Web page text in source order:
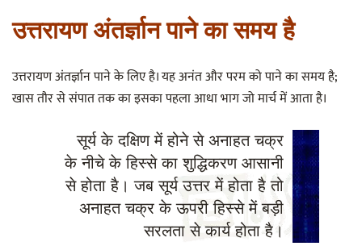
उत्तरायण अंतर्ज्ञान पाने का समय है
उत्तरायण अंतर्ज्ञान पाने के लिए है। यह अनंत और परम को पाने का समय है;
खास तौर से संपात तक का इसका पहला आधा भाग जो मार्च में आता है।
सूर्य के दक्षिण में होने से अनाहत चक्र
के नीचे के हिस्से का शुद्धिकरण आसानी
से होता है। जब सूर्य उत्तर में होता है तो
अनाहत चक्र के ऊपरी हिस्से में बड़ी
सरलता से कार्य होता है।